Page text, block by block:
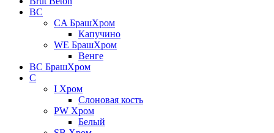
BС
CA БрашХром
Капучино
WE БрашХром
Венге
BС БрашХром
C
I Хром
Слоновая кость
PW Хром
Белый